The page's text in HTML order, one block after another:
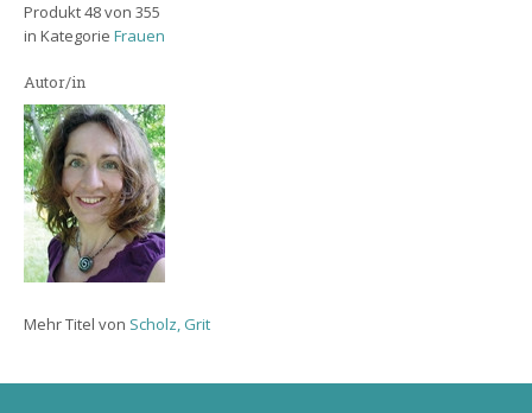
Produkt 48 von 355
in Kategorie Frauen
Autor/in
Mehr Titel von Scholz, Grit